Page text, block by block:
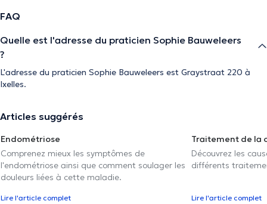
FAQ
Quelle est l'adresse du praticien Sophie Bauweleers
?
L'adresse du praticien Sophie Bauweleers est Graystraat 220 à
Ixelles.
Articles suggérés
Endométriose
Comprenez mieux les symptômes de
l'endométriose ainsi que comment soulager les
douleurs liées à cette maladie.
Lire l'article complet
Traitement de la
Découvrez les
différents
Lire l'article complet